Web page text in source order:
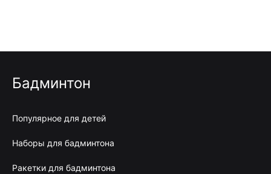
Бадминтон
Популярное для детей
Наборы для бадминтона
Ракетки для бадминтона